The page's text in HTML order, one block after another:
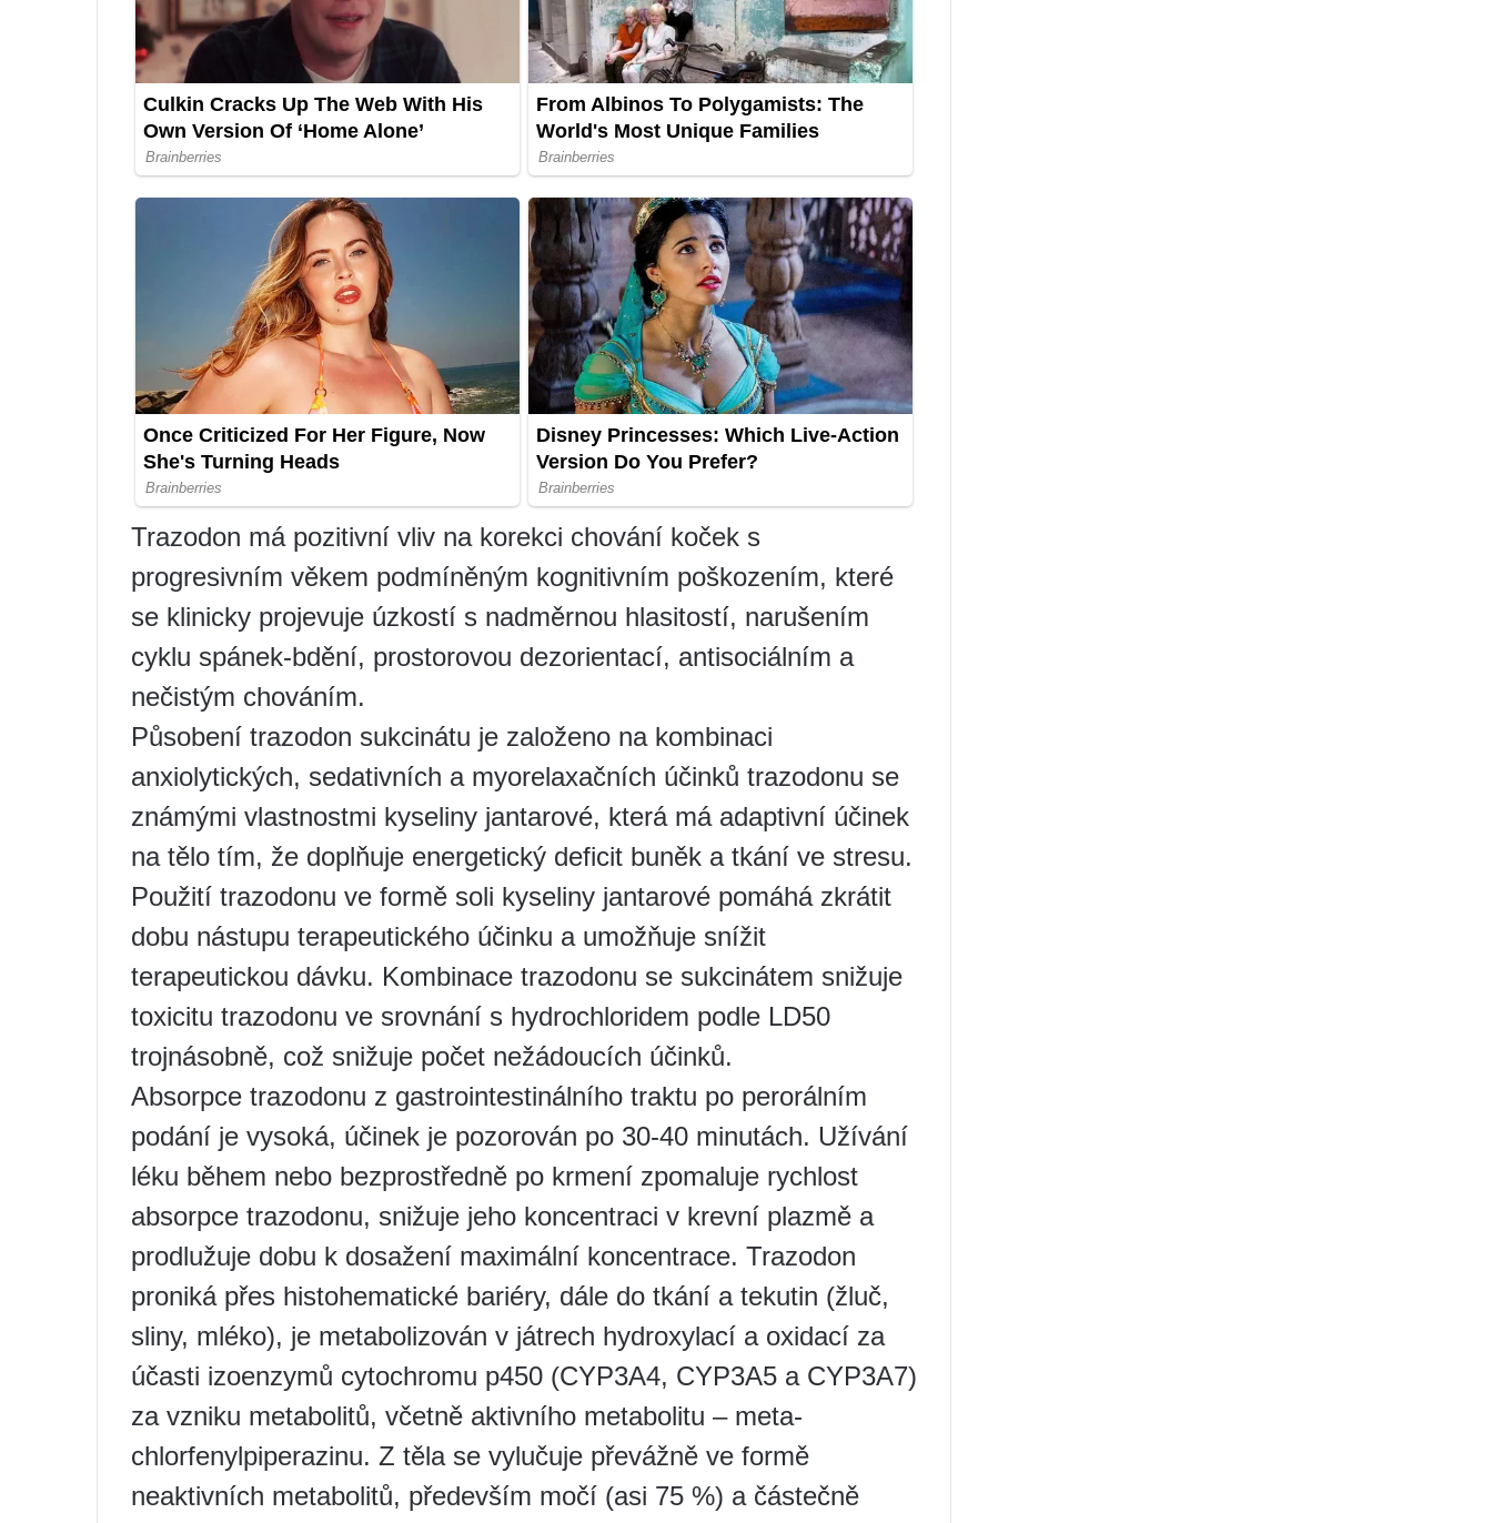
Trazodon má pozitivní vliv na korekci chování koček s
progresivním věkem podmíněným kognitivním poškozením, které
se klinicky projevuje úzkostí s nadměrnou hlasitostí, narušením
cyklu spánek-bdění, prostorovou dezorientací, antisociálním a
nečistým chováním.
Působení trazodon sukcinátu je založeno na kombinaci
anxiolytických, sedativních a myorelaxačních účinků trazodonu se
známými vlastnostmi kyseliny jantarové, která má adaptivní účinek
na tělo tím, že doplňuje energetický deficit buněk a tkání ve stresu.
Použití trazodonu ve formě soli kyseliny jantarové pomáhá zkrátit
dobu nástupu terapeutického účinku a umožňuje snížit
terapeutickou dávku. Kombinace trazodonu se sukcinátem snižuje
toxicitu trazodonu ve srovnání s hydrochloridem podle LD50
trojnásobně, což snižuje počet nežádoucích účinků.
Absorpce trazodonu z gastrointestinálního traktu po perorálním
podání je vysoká, účinek je pozorován po 30-40 minutách. Užívání
léku během nebo bezprostředně po krmení zpomaluje rychlost
absorpce trazodonu, snižuje jeho koncentraci v krevní plazmě a
prodlužuje dobu k dosažení maximální koncentrace. Trazodon
proniká přes histohematické bariéry, dále do tkání a tekutin (žluč,
sliny, mléko), je metabolizován v játrech hydroxylací a oxidací za
účasti izoenzymů cytochromu p450 (CYP3A4, CYP3A5 a CYP3A7)
za vzniku metabolitů, včetně aktivního metabolitu – meta-
chlorfenylpiperazinu. Z těla se vylučuje převážně ve formě
neaktivních metabolitů, především močí (asi 75 %) a částečně